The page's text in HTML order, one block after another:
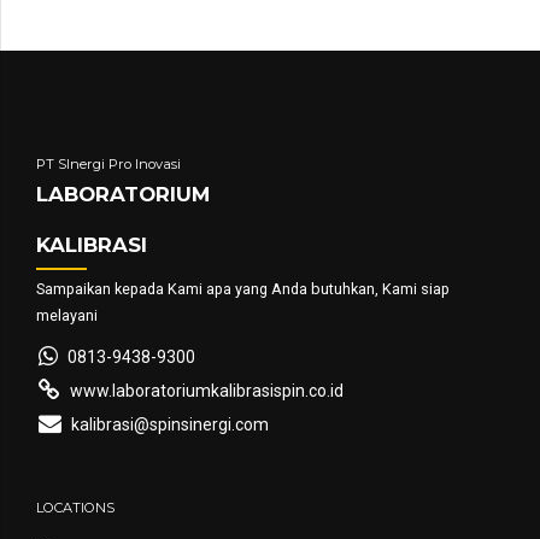
PT SInergi Pro Inovasi
LABORATORIUM
KALIBRASI
Sampaikan kepada Kami apa yang Anda butuhkan, Kami siap
melayani
0813-9438-9300
www.laboratoriumkalibrasispin.co.id
kalibrasi@spinsinergi.com
LOCATIONS